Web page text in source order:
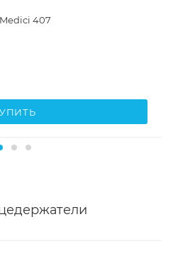
407